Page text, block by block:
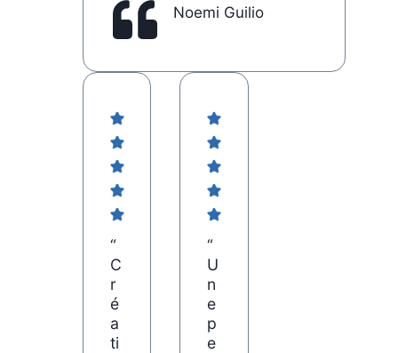
Noemi Guilio
“
C
r
é
a
ti
“
U
n
e
p
e